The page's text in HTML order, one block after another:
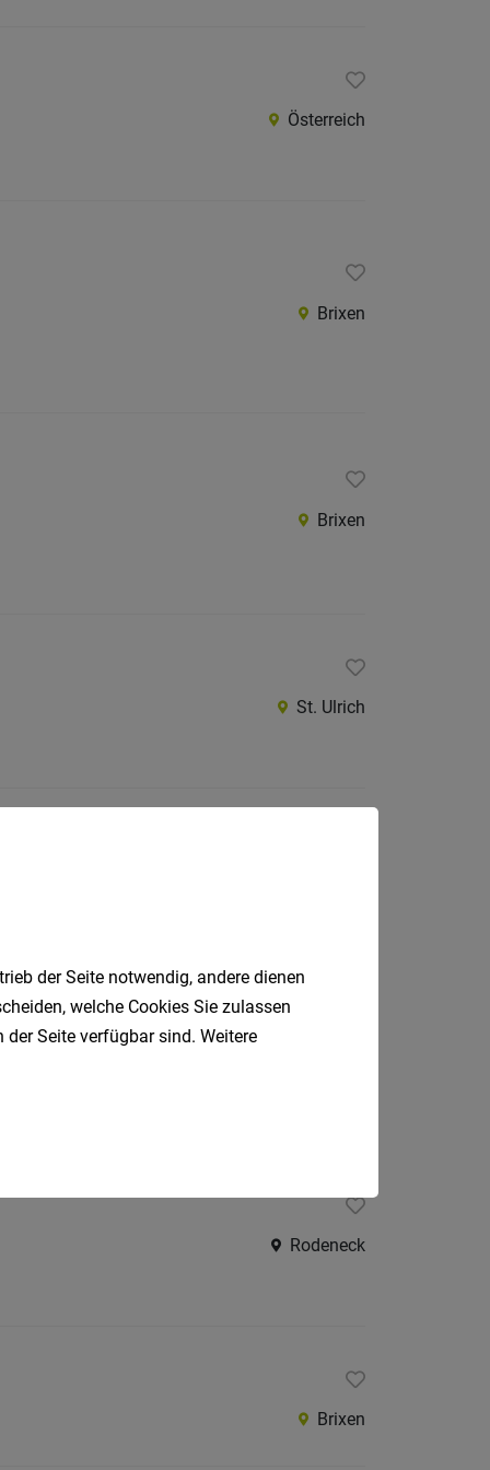
Österreich
Brixen
Brixen
St. Ulrich
Rodeneck
Brixen
der Seite notwendig, andere dienen
welche Cookies Sie zulassen
Seite verfügbar sind. Weitere